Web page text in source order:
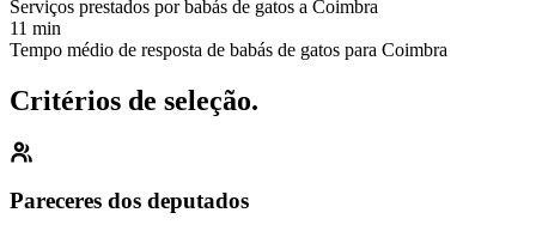
Serviços prestados por babás de gatos a Coimbra
11 min
Tempo médio de resposta de babás de gatos para Coimbra
Critérios de seleção.
Pareceres dos deputados